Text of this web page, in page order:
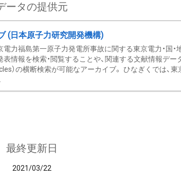
ータの提供元
(日本原子力研究開発機構)
力福島第一原子力発電所事故に関する東京電力・国・
情報を検索・閲覧することや、関連する文献情報データ
）の横断検索が可能なアーカイブ。 ひなぎくでは、
最終更新日
2021/03/22